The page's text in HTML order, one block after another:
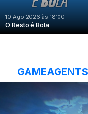
10 Ago 2026 às 18:00
O Resto é Bola
GAMEAGENTS